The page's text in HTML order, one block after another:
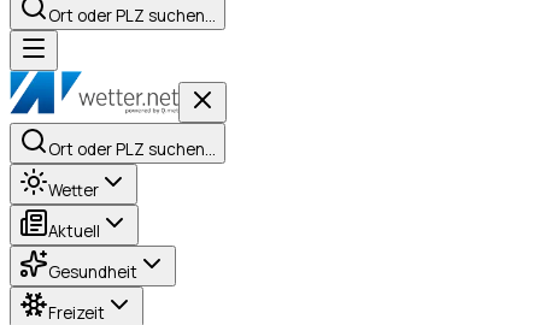
Ort oder PLZ suchen…
Ort oder PLZ suchen…
Wetter
Aktuell
Gesundheit
Freizeit